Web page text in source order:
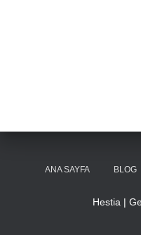
ANA SAYFA BLOG
Hestia |